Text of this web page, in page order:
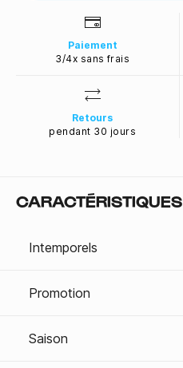
Paiement
3/4x sans frais
Retours
pendant 30 jours
CARACTÉRISTIQUES
Intemporels
Promotion
Saison